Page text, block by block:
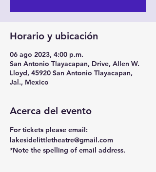
Horario y ubicación
06 ago 2023, 4:00 p.m.
San Antonio Tlayacapan, Drive, Allen W.
Lloyd, 45920 San Antonio Tlayacapan,
Jal., Mexico
Acerca del evento
For tickets please email:
lakesidelittletheatre@gmail.com
*Note the spelling of email address.